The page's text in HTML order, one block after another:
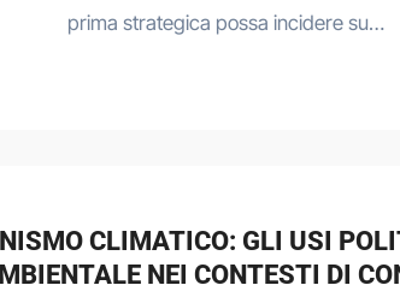
prima strategica possa incidere su…
CLIMATICO: GLI USI
NEI CONTESTI DI